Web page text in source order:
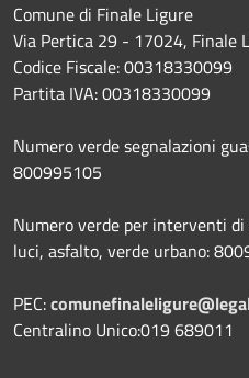
Comune di Finale Ligure
Via Pertica 29 - 17024, Finale
Codice Fiscale: 00318330099
Partita IVA: 00318330099
Numero verde segnalazioni
800995105
Numero verde per interventi
luci, asfalto, verde urbano:
PEC:
Centralino Unico:019 689011